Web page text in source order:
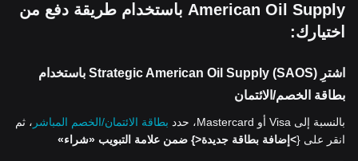
American Oil Supply باستخدام طريقة دفع من
اختيارك:
اشترِ (SAOS) Strategic American Oil Supply باستخدام
بطاقة الخصم/الائتمان
بالنسبة إلى Visa أو Mastercard، حدد بطاقة الائتمان/الخصم المباشر ، ثم
انقر على {>إضافة بطاقة جديدة<} ضمن علامة التبويب «شراء»